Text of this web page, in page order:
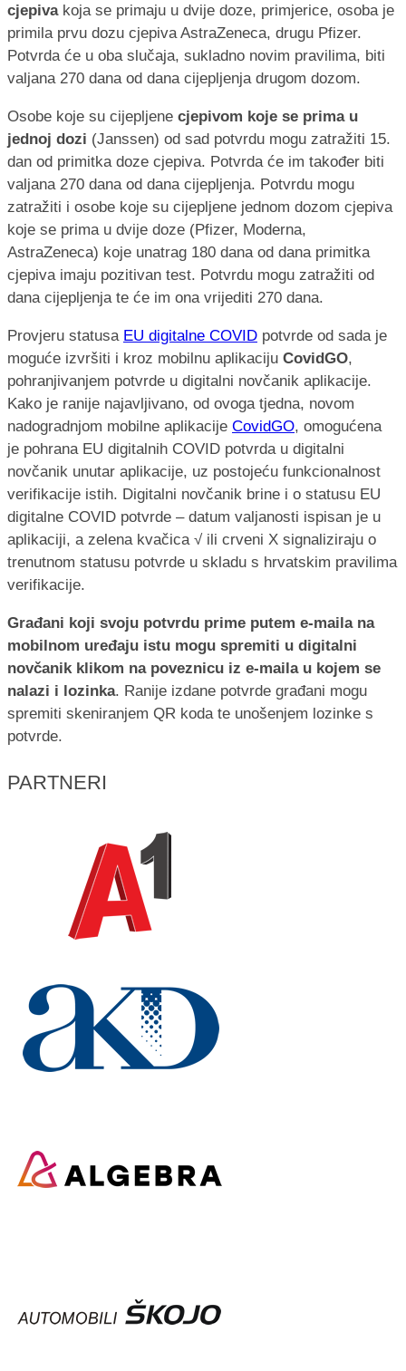
cjepivakoja se primaju u dvije doze, primjerice, osoba je
primila prvu dozu cjepiva AstraZeneca, drugu Pfizer.
Potvrda će u oba slučaja, sukladno novim pravilima, biti
valjana 270 dana od dana cijepljenja drugom dozom.
Osobe koje su cijepljene cjepivom koje se prima u
jednoj dozi (Janssen) od sad potvrdu mogu zatražiti 15.
dan od primitka doze cjepiva. Potvrda će im također biti
valjana 270 dana od dana cijepljenja. Potvrdu mogu
zatražiti i osobe koje su cijepljene jednom dozom cjepiva
koje se prima u dvije doze (Pfizer, Moderna,
AstraZeneca) koje unatrag 180 dana od dana primitka
cjepiva imaju pozitivan test. Potvrdu mogu zatražiti od
dana cijepljenja te će im ona vrijediti 270 dana.
Provjeru statusa EU digitalne COVID potvrde od sada je
moguće izvršiti i kroz mobilnu aplikaciju CovidGO,
pohranjivanjem potvrde u digitalni novčanik aplikacije.
Kako je ranije najavljivano, od ovoga tjedna, novom
nadogradnjom mobilne aplikacije CovidGO, omogućena
je pohrana EU digitalnih COVID potvrda u digitalni
novčanik unutar aplikacije, uz postojeću funkcionalnost
verifikacije istih. Digitalni novčanik brine i o statusu EU
digitalne COVID potvrde – datum valjanosti ispisan je u
aplikaciji, a zelena kvačica √ ili crveni X signaliziraju o
trenutnom statusu potvrde u skladu s hrvatskim pravilima
verifikacije.
Građani koji svoju potvrdu prime putem e-maila na
mobilnom uređaju istu mogu spremiti u digitalni
novčanik klikom na poveznicu iz e-maila u kojem se
nalazi i lozinka. Ranije izdane potvrde građani mogu
spremiti skeniranjem QR koda te unošenjem lozinke s
potvrde.
PARTNERI